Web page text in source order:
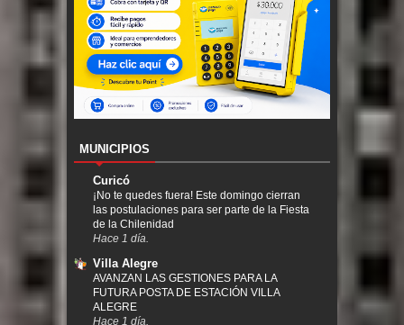
MUNICIPIOS
Curicó
¡No te quedes fuera! Este domingo cierran
las postulaciones para ser parte de la Fiesta
de la Chilenidad
Hace 1 día.
Villa Alegre
AVANZAN LAS GESTIONES PARA LA
FUTURA POSTA DE ESTACIÓN VILLA
ALEGRE
Hace 1 día.